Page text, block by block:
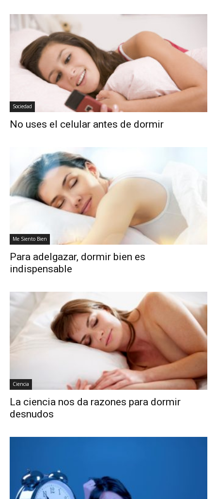
Sociedad
No uses el celular antes de dormir
Me Siento Bien
Para adelgazar, dormir bien es
indispensable
Ciencia
La ciencia nos da razones para dormir
desnudos